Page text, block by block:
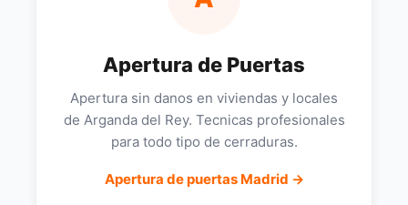
Apertura de Puertas
Apertura sin danos en viviendas y locales
de Arganda del Rey. Tecnicas profesionales
para todo tipo de cerraduras.
Apertura de puertas Madrid →